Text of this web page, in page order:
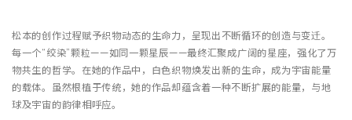
松本的创作过程赋予织物动态的生命力，呈现出不断循环的创造与变迁。
每一个“绞染”颗粒——如同一颗星辰——最终汇聚成广阔的星座，强化了万
物共生的哲学。在她的作品中，白色织物焕发出新的生命，成为宇宙能量
的载体。虽然根植于传统，她的作品却蕴含着一种不断扩展的能量，与地
球及宇宙的韵律相呼应。